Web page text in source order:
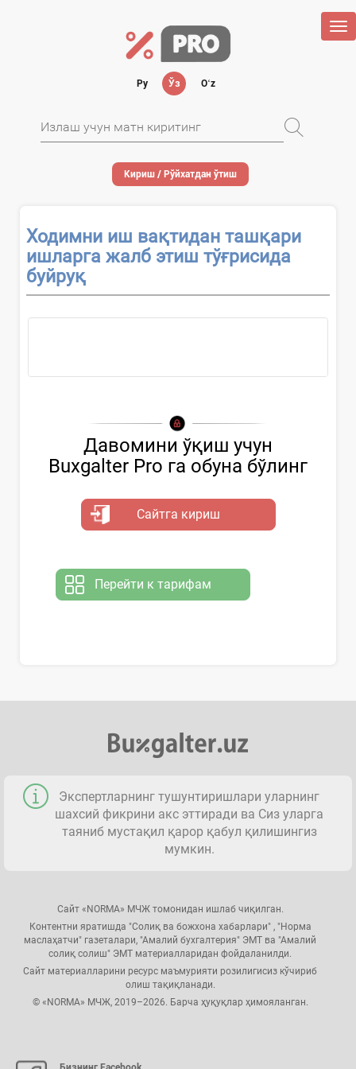
Ру Ўз Oʻz
Кириш / Рўйхатдан ўтиш
Ходимни иш вақтидан ташқари
ишларга жалб этиш тўғрисида
буйруқ
Давомини ўқиш учун
Buxgalter Pro га обуна бўлинг
Сайтга кириш
Перейти к тарифам
Экспертларнинг тушунтиришлари уларнинг
шахсий фикрини акс эттиради ва Сиз уларга
таяниб мустақил қарор қабул қилишингиз
мумкин.
Сайт «NORMA» МЧЖ томонидан ишлаб чиқилган.
Контентни яратишда "Солиқ ва божхона хабарлари" , "Норма
маслаҳатчи" газеталари, "Амалий бухгалтерия" ЭМТ ва "Амалий
солиқ солиш" ЭМТ материалларидан фойдаланилди.
Сайт материалларини ресурс маъмурияти розилигисиз кўчириб
олиш тақиқланади.
© «NORMA» МЧЖ, 2019–2026. Барча ҳуқуқлар ҳимояланган.